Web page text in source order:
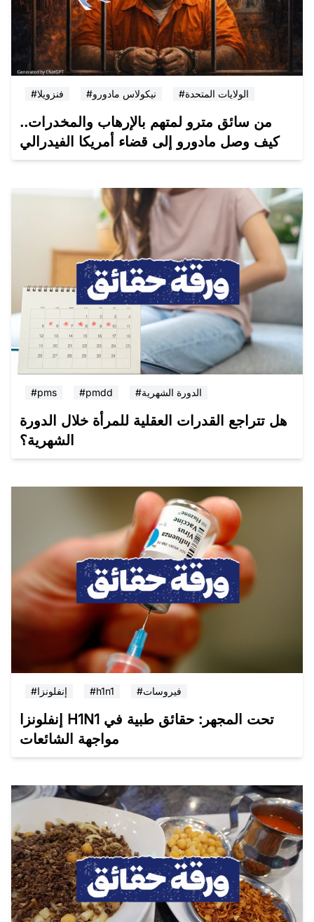
#فنزويلا #نيكولاس مادورو #الولايات المتحدة
من سائق مترو لمتهم بالإرهاب والمخدرات..
كيف وصل مادورو إلى قضاء أمريكا الفيدرالي
#pms #pmdd #الدورة الشهرية
هل تتراجع القدرات العقلية للمرأة خلال الدورة
الشهرية؟
#إنفلونزا #h1n1 #فيروسات
إنفلونزا H1N1 تحت المجهر: حقائق طبية في
مواجهة الشائعات